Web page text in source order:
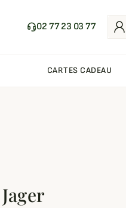
02 77 23 03 77
CARTES CADEAU